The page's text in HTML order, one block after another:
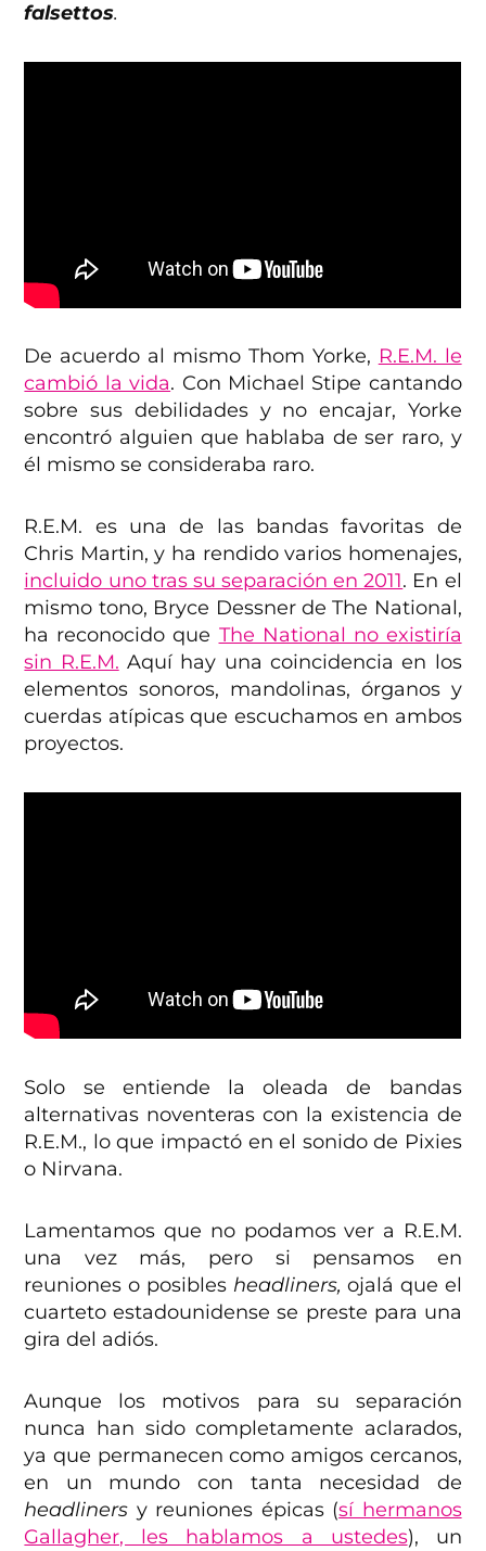
falsettos.
De acuerdo al mismo Thom Yorke, R.E.M. le
cambió la vida. Con Michael Stipe cantando
sobre sus debilidades y no encajar, Yorke
encontró alguien que hablaba de ser raro, y
él mismo se consideraba raro.
R.E.M. es una de las bandas favoritas de
Chris Martin, y ha rendido varios homenajes,
incluido uno tras su separación en 2011. En el
mismo tono, Bryce Dessner de The National,
ha reconocido que The National no existiría
sin R.E.M. Aquí hay una coincidencia en los
elementos sonoros, mandolinas, órganos y
cuerdas atípicas que escuchamos en ambos
proyectos.
Solo se entiende la oleada de bandas
alternativas noventeras con la existencia de
R.E.M., lo que impactó en el sonido de Pixies
o Nirvana.
Lamentamos que no podamos ver a R.E.M.
una vez más, pero si pensamos en
reuniones o posibles headliners,ojalá que el
cuarteto estadounidense se preste para una
gira del adiós.
Aunque los motivos para su separación
nunca han sido completamente aclarados,
ya que permanecen como amigos cercanos,
en un mundo con tanta necesidad de
headliners y reuniones épicas (sí hermanos
Gallagher, les hablamos a ustedes), un